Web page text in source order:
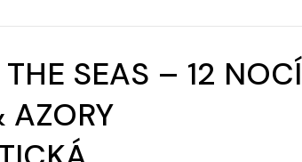
SEAS – 12 NOCÍ
AZORY